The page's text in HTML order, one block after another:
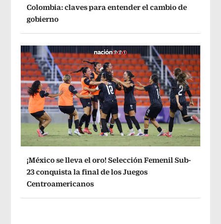
Colombia: claves para entender el cambio de
gobierno
¡México se lleva el oro! Selección Femenil Sub-
23 conquista la final de los Juegos
Centroamericanos